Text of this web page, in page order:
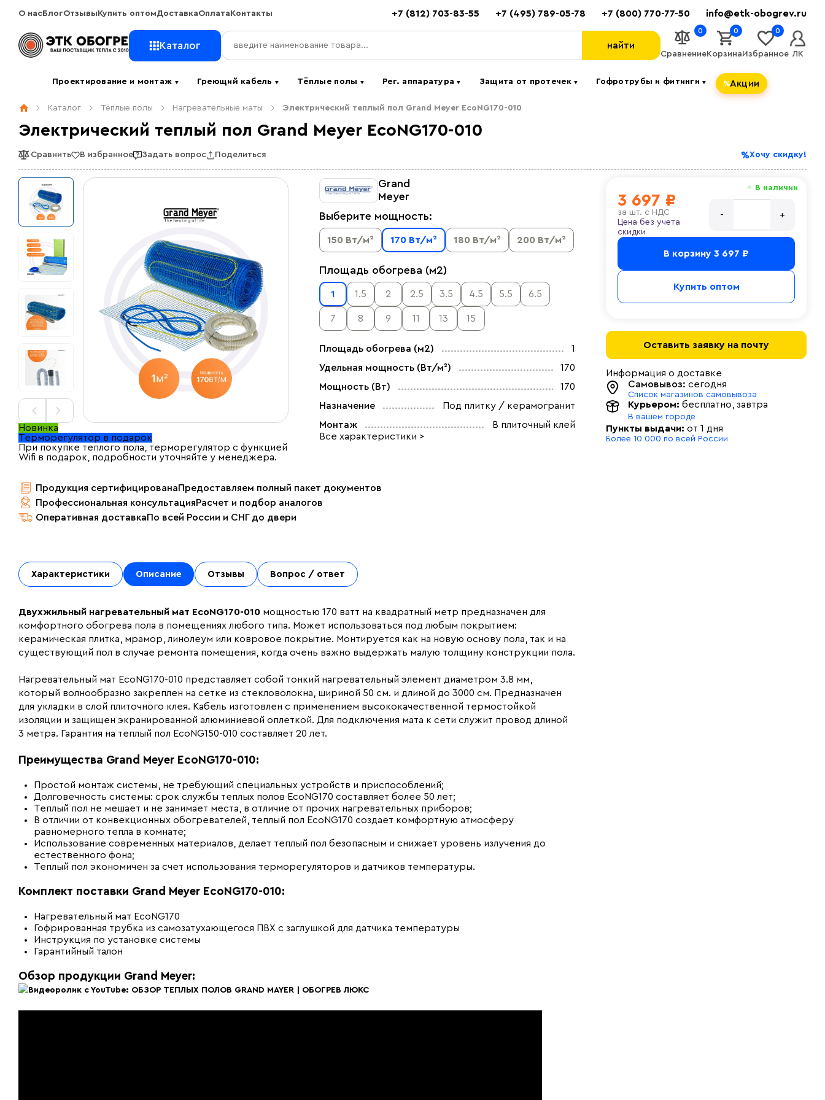
О нас БлогОтзывы Купить оптомДоставкаОплата Контакты +7 (812) 703-83-55 +7 (495) 789-05-78 +7 (800) 770-77-50 info@etk-obogrev.ru
Каталог найти
Сравнение
0
Корзина
0
Избранное
0
ЛК
Проектирование и монтаж ▼ Греющий кабель▼ Тёплые полы ▼ Рег. аппаратура▼ Защита от протечек▼ Гофротрубы и фитинги▼ Акции
Каталог Тёплые полы Нагревательные маты Электрический теплый пол Grand Meyer EcoNG170-010
Электрический теплый пол Grand Meyer EcoNG170-010
Сравнить В избранное Задать вопрос Поделиться Хочу скидку!
Новинка
Терморегулятор в подарок
При покупке теплого пола, терморегулятор с функцией
Wifi в подарок, подробности уточняйте у менеджера.
Grand
Meyer
Выберите мощность:
150 Вт/м² 170 Вт/м² 180 Вт/м² 200 Вт/м²
Площадь обогрева (м2)
1 1.5 2 2.5 3.5 4.5 5.5 6.5
7 8 9 11 13 15
Площадь обогрева (м2)
1
Удельная мощность (Вт/м²)
170
Мощность (Вт)
170
Назначение
Под плитку / керамогранит
Монтаж
В плиточный клей
Все характеристики >
В наличии
3 697 ₽
за шт. с НДС
Цена без учета
скидки
В корзину 3 697 ₽
Купить оптом
Оставить заявку на почту
Информация о доставке
Самовывоз: сегодня
Список магазинов самовывоза
Курьером: бесплатно , завтра
В вашем городе
Пункты выдачи: от 1 дня
Более 10 000 по всей России
Продукция сертифицированаПредоставляем полный пакет документов
Профессиональная консультацияРасчет и подбор аналогов
Оперативная доставкаПо всей России и СНГ до двери
Характеристики Описание Отзывы Вопрос / ответ
Двухжильный нагревательный мат EcoNG170-010 мощностью 170 ватт на квадратный метр предназначен для
комфортного обогрева пола в помещениях любого типа. Может использоваться под любым покрытием:
керамическая плитка, мрамор, линолеум или ковровое покрытие. Монтируется как на новую основу пола, так и на
существующий пол в случае ремонта помещения, когда очень важно выдержать малую толщину конструкции пола.
Нагревательный мат EcoNG170-010 представляет собой тонкий нагревательный элемент диаметром 3.8 мм,
который волнообразно закреплен на сетке из стекловолокна, шириной 50 см. и длиной до 3000 см. Предназначен
для укладки в слой плиточного клея. Кабель изготовлен с применением высококачественной термостойкой
изоляции и защищен экранированной алюминиевой оплеткой. Для подключения мата к сети служит провод длиной
3 метра. Гарантия на теплый пол EcoNG150-010 составляет 20 лет.
Преимущества Grand Meyer EcoNG170-010:
Простой монтаж системы, не требующий специальных устройств и приспособлений;
Долговечность системы: срок службы теплых полов EcoNG170 составляет более 50 лет;
Теплый пол не мешает и не занимает места, в отличие от прочих нагревательных приборов;
В отличии от конвекционных обогревателей, теплый пол EcoNG170 создает комфортную атмосферу
равномерного тепла в комнате;
Использование современных материалов, делает теплый пол безопасным и снижает уровень излучения до
естественного фона;
Теплый пол экономичен за счет использования терморегуляторов и датчиков температуры.
Комплект поставки Grand Meyer EcoNG170-010:
Нагревательный мат EcoNG170
Гофрированная трубка из самозатухающегося ПВХ с заглушкой для датчика температуры
Инструкция по установке системы
Гарантийный талон
Обзор продукции Grand Meyer: